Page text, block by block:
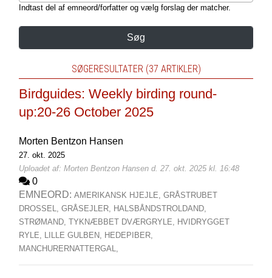
Indtast del af emneord/forfatter og vælg forslag der matcher.
Søg
SØGERESULTATER (37 ARTIKLER)
Birdguides: Weekly birding round-
up:20-26 October 2025
Morten Bentzon Hansen
27. okt. 2025
Uploadet af: Morten Bentzon Hansen d. 27. okt. 2025 kl. 16:48
0
EMNEORD: AMERIKANSK HJEJLE, GRÅSTRUBET
DROSSEL, GRÅSEJLER, HALSBÅNDSTROLDAND,
STRØMAND, TYKNÆBBET DVÆRGRYLE, HVIDRYGGET
RYLE, LILLE GULBEN, HEDEPIBER,
MANCHURERNATTERGAL,